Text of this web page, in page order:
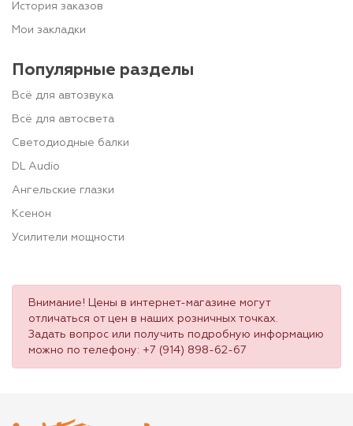
История заказов
Мои закладки
Популярные разделы
Всё для автозвука
Всё для автосвета
Светодиодные балки
DL Audio
Ангельские глазки
Ксенон
Усилители мощности
Внимание! Цены в интернет-магазине могут
отличаться от цен в наших розничных точках.
Задать вопрос или получить подробную информацию
можно по телефону: +7 (914) 898-62-67